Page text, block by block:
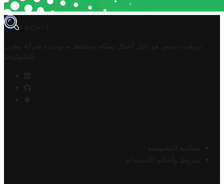
TROVIT
تروفيت تونس هو دليل أعمال تملكه وتحتفظ به وتديره
شركة مخزن
التكنولوجيا
سياسة الخصوصية
شروط وأحكام الاستخدام